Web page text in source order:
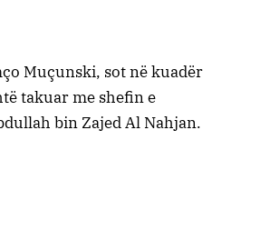
Muçunski, sot në kuadër
takuar me shefin e
bin Zajed Al Nahjan.